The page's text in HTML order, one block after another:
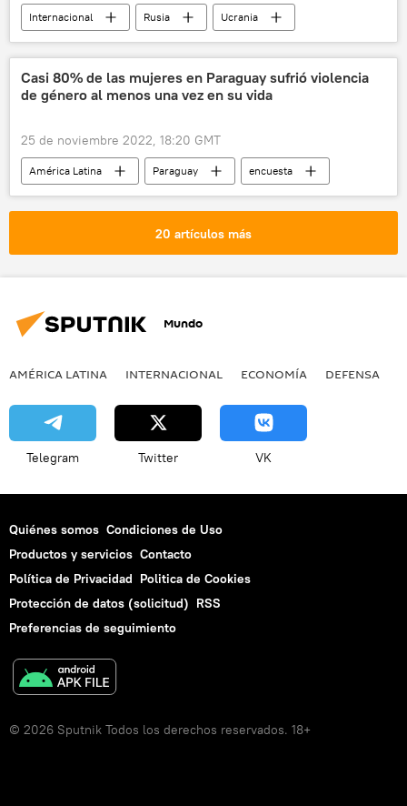
Internacional Rusia
Ucrania
📈 Mercados y finanzas
Casi 80% de las mujeres en Paraguay sufrió violencia
de género al menos una vez en su vida
25 de noviembre 2022, 18:20 GMT
América Latina Paraguay
encuesta
violencia de género
20 artículos más
Mundo
AMÉRICA LATINA INTERNACIONAL ECONOMÍA DEFENSA
Telegram Twitter VK
Quiénes somos Condiciones de Uso
Productos y servicios Contacto
Política de Privacidad Politica de Cookies
Protección de datos (solicitud) RSS
Preferencias de seguimiento
© 2026 Sputnik Todos los derechos reservados. 18+